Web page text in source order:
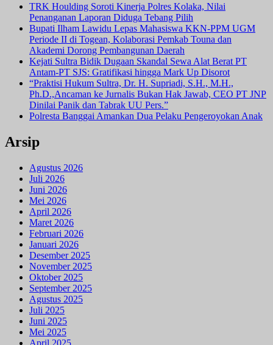
TRK Houlding Soroti Kinerja Polres Kolaka, Nilai
Penanganan Laporan Diduga Tebang Pilih
Bupati Ilham Lawidu Lepas Mahasiswa KKN-PPM UGM
Periode II di Togean, Kolaborasi Pemkab Touna dan
Akademi Dorong Pembangunan Daerah
Kejati Sultra Bidik Dugaan Skandal Sewa Alat Berat PT
Antam-PT SJS: Gratifikasi hingga Mark Up Disorot
“Praktisi Hukum Sultra, Dr. H. Supriadi, S.H., M.H.,
Ph.D.,Ancaman ke Jurnalis Bukan Hak Jawab, CEO PT JNP
Dinilai Panik dan Tabrak UU Pers.”
Polresta Banggai Amankan Dua Pelaku Pengeroyokan Anak
Arsip
Agustus 2026
Juli 2026
Juni 2026
Mei 2026
April 2026
Maret 2026
Februari 2026
Januari 2026
Desember 2025
November 2025
Oktober 2025
September 2025
Agustus 2025
Juli 2025
Juni 2025
Mei 2025
April 2025